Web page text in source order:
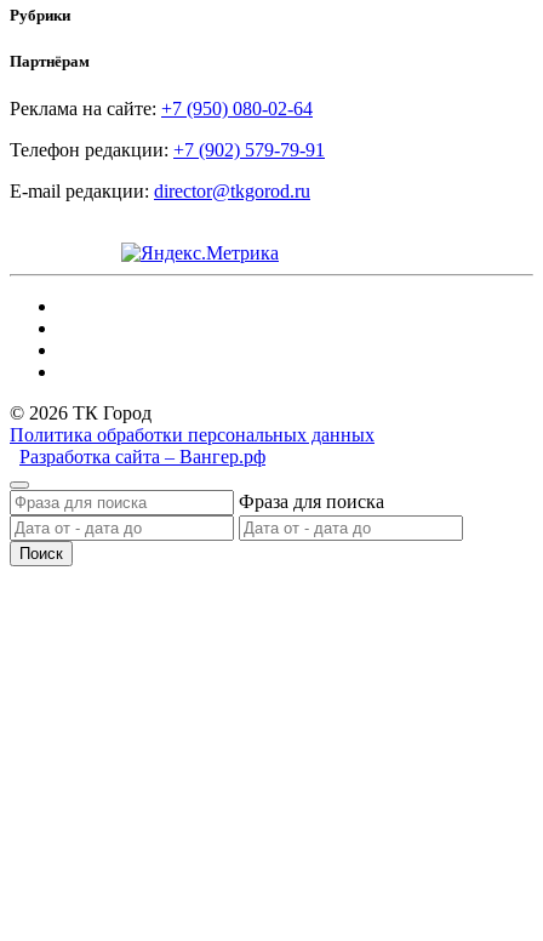
Рубрики
Партнёрам
Реклама на сайте: +7 (950) 080-02-64
Телефон редакции: +7 (902) 579-79-91
E-mail редакции: director@tkgorod.ru
© 2026 ТК Город
Политика обработки персональных данных
Разработка сайта – Вангер.рф
Фраза для поиска
Поиск